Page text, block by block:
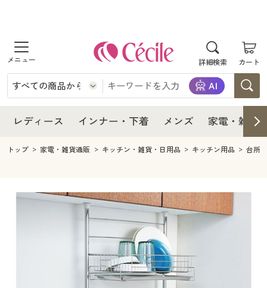
詳細検索 カート
商品を探す
レディース
レディースファッション
インナー・下着
インナー・下着通販すべて
ジュニア・ティーンズ下着
メンズ
メンズファッション
キッチン・雑貨・日用品
寝具・インテリア・家具
寝具・インテリア・家具通販すべて
美容・健康通販すべて
レディース インナー・下着 メンズ 家電・雑貨
レディース
レディース通販すべて
レディースファッション
インナー・下着
インナー・下着通販すべて
ジュニア・ティーンズ下着
メンズ
キッチン・雑貨・日用品
寝具・インテリア・家具通販すべて
美容・健康
美容・健康通販すべて
美容・健康・サプリメント
制服・スクールすべて
トップ 家電・雑貨通販 キッチン・雑貨・日用品 キッチン用品 台所